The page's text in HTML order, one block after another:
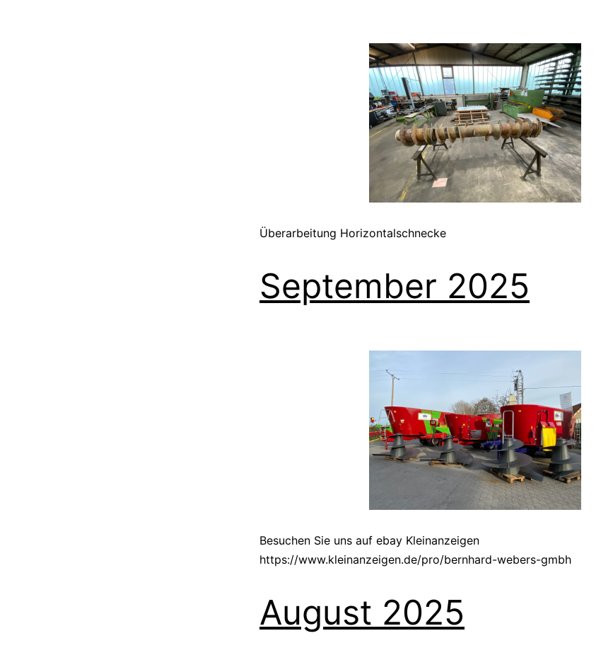
Überarbeitung Horizontalschnecke
September 2025
Besuchen Sie uns auf ebay Kleinanzeigen
https://www.kleinanzeigen.de/pro/bernhard-webers-gmbh
August 2025